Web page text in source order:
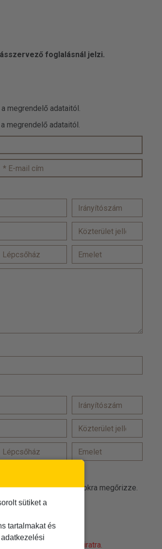
foglalásnál jelzi.
megrendelő adataitól.
megrendelő adataitól.
Iroda promóciós célokra megőrizze.
a 'Nem vagyok robot' feliratra.
sütiket a
tartalmakat és